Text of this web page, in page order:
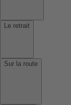
Le retrait
Sur la route